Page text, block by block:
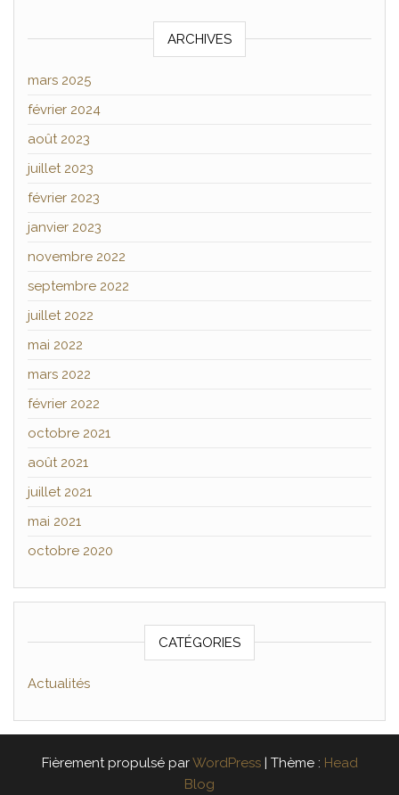
ARCHIVES
mars 2025
février 2024
août 2023
juillet 2023
février 2023
janvier 2023
novembre 2022
septembre 2022
juillet 2022
mai 2022
mars 2022
février 2022
octobre 2021
août 2021
juillet 2021
mai 2021
octobre 2020
CATÉGORIES
Actualités
Fièrement propulsé parWordPress Thème : Head
Blog